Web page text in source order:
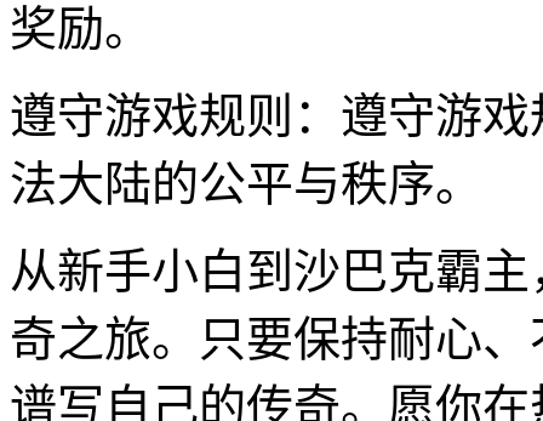
奖励。
遵守游戏规则：遵守游
法大陆的公平与秩序。
从新手小白到沙巴克霸
奇之旅。只要保持耐心
谱写自己的传奇。愿你